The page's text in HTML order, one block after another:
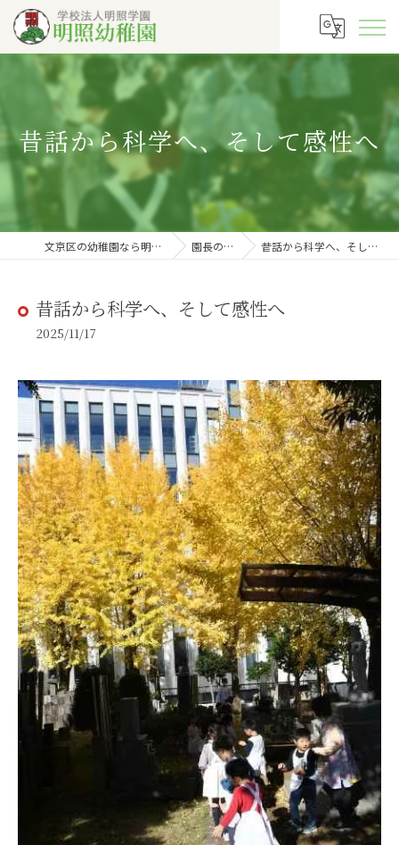
昔話から科学へ、そして感性へ
文京区の幼稚園なら明照幼稚園 園長の徒然 昔話から科学へ、そして感性へ
昔話から科学へ、そして感性へ
2025/11/17